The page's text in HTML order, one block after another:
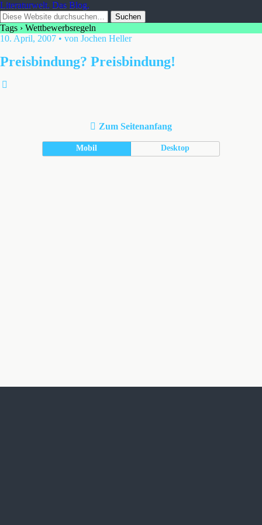
Literaturwelt. Das Blog.
Tags › Wettbewerbsregeln
10. April, 2007 • von Jochen Heller
Preisbindung? Preisbindung!
Zum Seitenanfang
Mobil Desktop